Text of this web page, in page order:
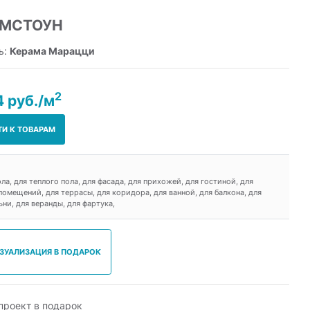
Керама Марацци
руб./м2
К ТОВАРАМ
для теплого пола, для фасада, для прихожей, для гостиной, для
для террасы, для коридора, для ванной, для балкона, для
для веранды, для фартука,
В ПОДАРОК
в подарок